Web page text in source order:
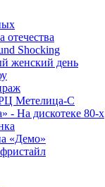
отечества
Shocking
женский день
Метелица-С
- На дискотеке 80-х
«Демо»